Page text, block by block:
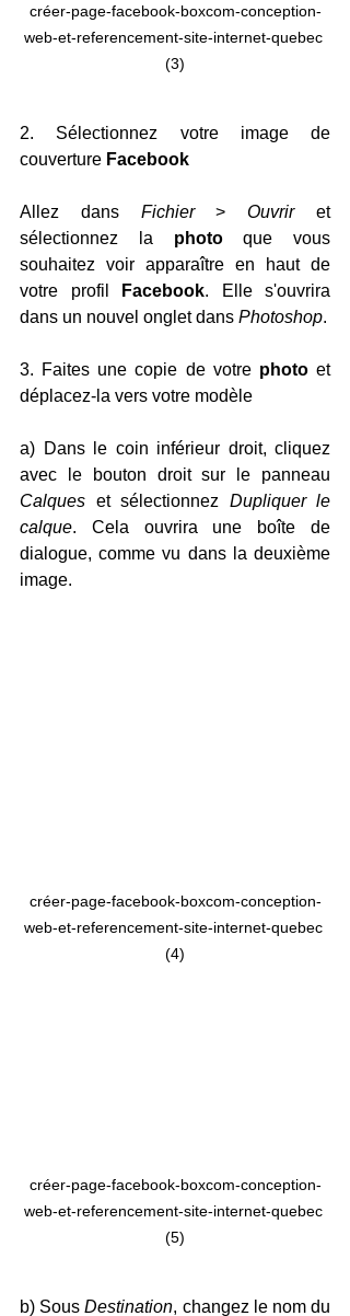
créer-page-facebook-boxcom-conception-
web-et-referencement-site-internet-quebec
(3)
2. Sélectionnez votre image de
couverture Facebook
Allez dans Fichier > Ouvrir et
sélectionnez la photo que vous
souhaitez voir apparaître en haut de
votre profil
Facebook. Elle s'ouvrira
dans un nouvel onglet dans Photoshop.
3. Faites une copie de votre photo et
déplacez-la vers votre modèle
a) Dans le coin inférieur droit, cliquez
Calques et sélectionnez Dupliquer le
calque. Cela ouvrira une boîte de
dialogue, comme vu dans la deuxième
image.
créer-page-facebook-boxcom-conception-
web-et-referencement-site-internet-quebec
(4)
créer-page-facebook-boxcom-conception-
web-et-referencement-site-internet-quebec
(5)
b) Sous Destination, changez le nom du